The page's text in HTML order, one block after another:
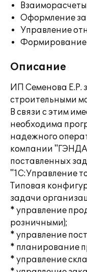
Оформление
Управление
Формирование
Описание
ИП Семенова Е.Р.
строительными
В связи с этим
необходима
надежного
компании
поставленных
"1С:Управление
Типовая
задачи
* управление
розничными);
* управление
* планирование
* управление